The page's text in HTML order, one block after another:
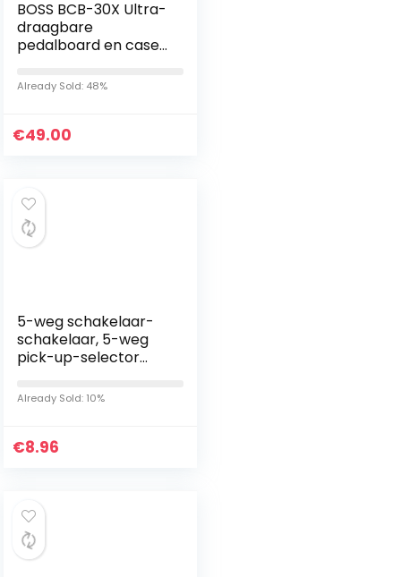
BOSS BCB-30X Ultra-
draagbare
pedalboard en case
met geïntegreerd
deksel | Klein,
Already Sold: 48%
€49.00
5-weg schakelaar-
schakelaar, 5-weg
pick-up-selector
gitaarschakelaar
elektrische gitaar 5-
Already Sold: 10%
€8.96